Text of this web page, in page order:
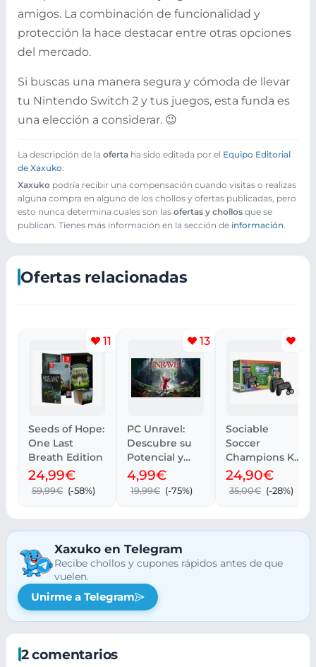
amigos. La combinación de funcionalidad y
protección la hace destacar entre otras opciones
del mercado.
Si buscas una manera segura y cómoda de llevar
tu Nintendo Switch 2 y tus juegos, esta funda es
una elección a considerar. 😉
La descripción de la oferta ha sido editada por el Equipo Editorial
de Xaxuko.
Xaxuko podría recibir una compensación cuando visitas o realizas
alguna compra en alguno de los chollos y ofertas publicadas, pero
esto nunca determina cuales son las ofertas y chollos que se
publican. Tienes más información en la sección de información.
Ofertas relacionadas
11
Seeds of Hope:
One Last
Breath Edition
24,99€
59,99€ (-58%)
13
PC Unravel:
Descubre su
Potencial y
Rendimiento
4,99€
19,99€ (-75%)
Sociable
Soccer
Champions Kit
para Nintendo
Switch 2
24,90€
35,00€ (-28%)
Xaxuko en Telegram
Recibe chollos y cupones rápidos antes de que
vuelen.
Unirme a Telegram
2 comentarios